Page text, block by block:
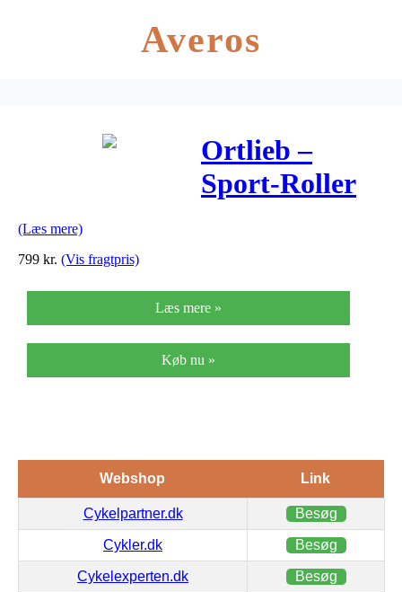
Averos
Ortlieb –
Sport-Roller
x 12,5 liter –
Sort
(Læs mere)
799 kr. (Vis fragtpris)
Læs mere »
Køb nu »
Webshop Link
Cykelpartner.dk Besøg
Cykler.dk Besøg
Cykelexperten.dk Besøg